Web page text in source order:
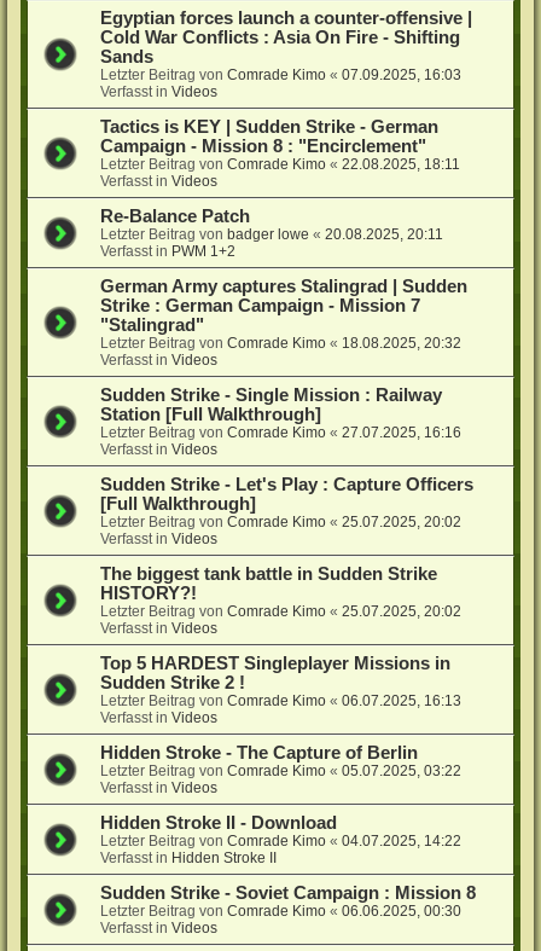
Egyptian forces launch a counter-offensive |
Cold War Conflicts : Asia On Fire - Shifting
Sands
Letzter Beitrag vonComrade Kimo «07.09.2025, 16:03
Verfasst inVideos
Tactics is KEY | Sudden Strike - German
Campaign - Mission 8 : "Encirclement"
Letzter Beitrag vonComrade Kimo «22.08.2025, 18:11
Verfasst inVideos
Re-Balance Patch
Letzter Beitrag vonbadger lowe «20.08.2025, 20:11
Verfasst in PWM 1+2
German Army captures Stalingrad | Sudden
Strike : German Campaign - Mission 7
"Stalingrad"
Letzter Beitrag vonComrade Kimo « 18.08.2025, 20:32
Verfasst inVideos
Sudden Strike - Single Mission : Railway
Station [Full Walkthrough]
Letzter Beitrag vonComrade Kimo «27.07.2025, 16:16
Verfasst inVideos
Sudden Strike - Let's Play : Capture Officers
[Full Walkthrough]
Letzter Beitrag vonComrade Kimo «25.07.2025, 20:02
Verfasst inVideos
The biggest tank battle in Sudden Strike
HISTORY?!
Letzter Beitrag vonComrade Kimo «25.07.2025, 20:02
Verfasst inVideos
Top 5 HARDEST Singleplayer Missions in
Sudden Strike 2 !
Letzter Beitrag vonComrade Kimo «06.07.2025, 16:13
Verfasst inVideos
Hidden Stroke - The Capture of Berlin
Letzter Beitrag vonComrade Kimo «05.07.2025, 03:22
Verfasst inVideos
Hidden Stroke II - Download
Letzter Beitrag vonComrade Kimo «04.07.2025, 14:22
Verfasst in Hidden Stroke II
Sudden Strike - Soviet Campaign : Mission 8
Letzter Beitrag vonComrade Kimo «06.06.2025, 00:30
Verfasst inVideos